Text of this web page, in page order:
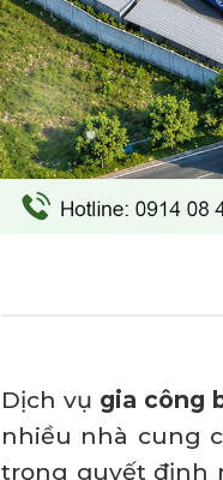
Dịch vụ gia công
nhiều nhà cung
trọng quyết định